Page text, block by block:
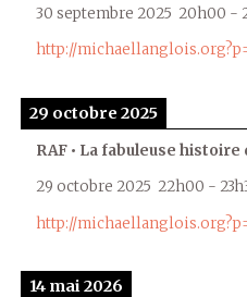
30 septembre 2025 20h00 -
http://
29 octobre 2025
RAF • La fabuleuse histoire
29 octobre 2025 22h00 -
http://
14 mai 2026